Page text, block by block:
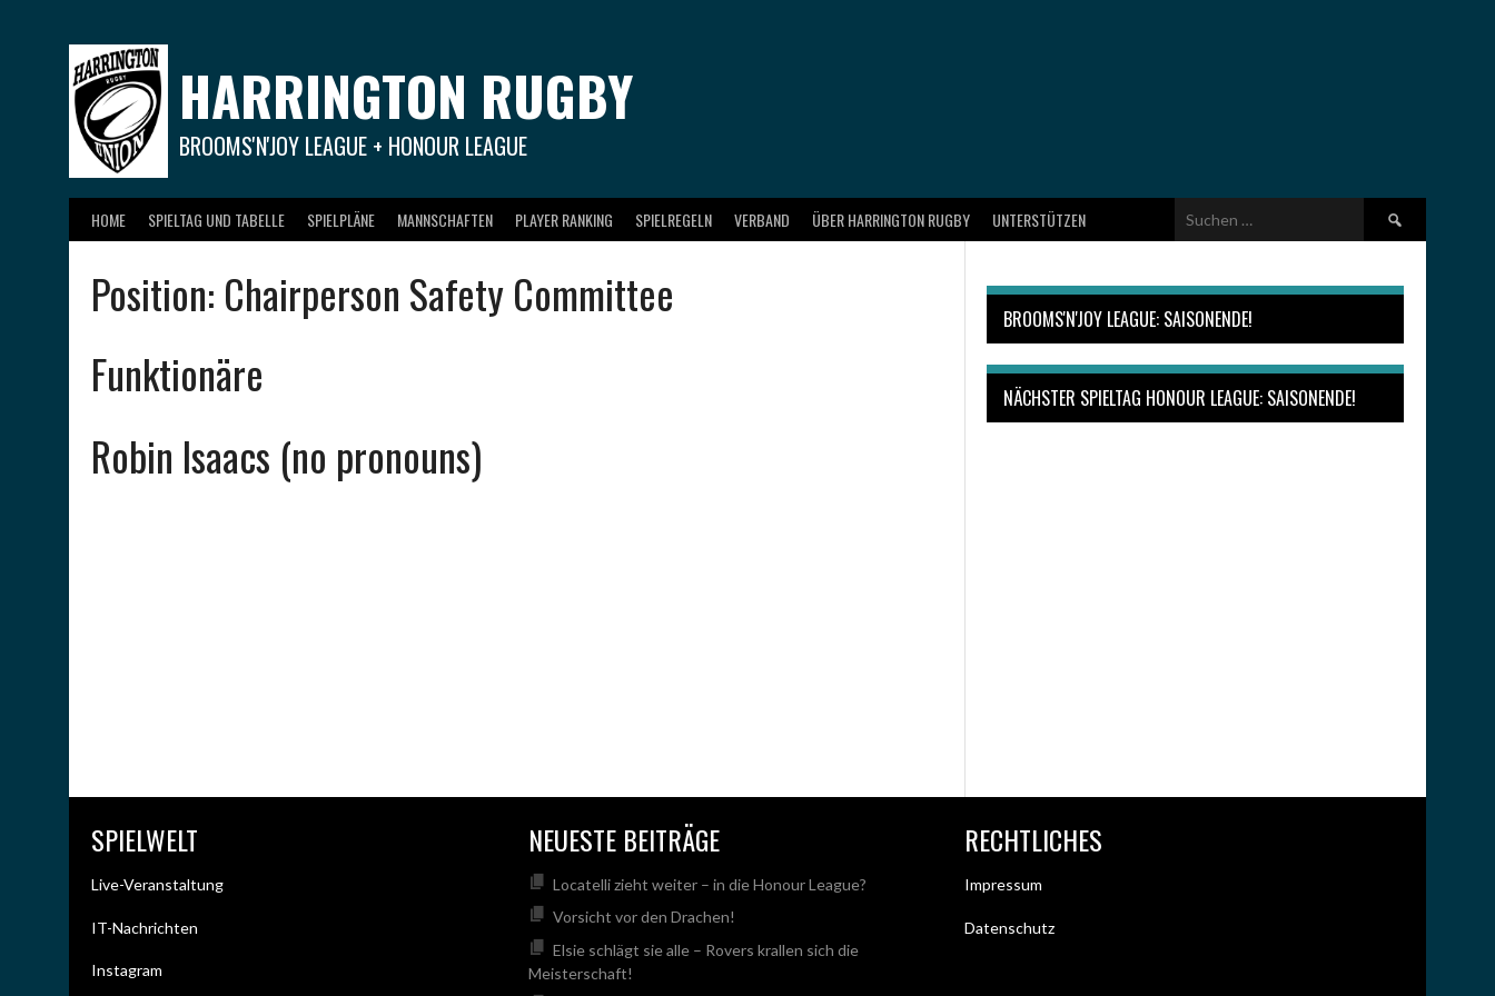
HARRINGTON RUGBY
BROOMS'N'JOY LEAGUE + HONOUR LEAGUE
HOME SPIELTAG UND TABELLE SPIELPLÄNE MANNSCHAFTEN PLAYER RANKING SPIELREGELN VERBAND ÜBER HARRINGTON RUGBY UNTERSTÜTZEN
Suchen
nach:
Position: Chairperson Safety Committee
Funktionäre
Robin Isaacs (no pronouns)
BROOMS'N'JOY LEAGUE: SAISONENDE!
NÄCHSTER SPIELTAG HONOUR LEAGUE: SAISONENDE!
SPIELWELT
Live-Veranstaltung
IT-Nachrichten
Instagram
NEUESTE BEITRÄGE
Locatelli zieht weiter – in die Honour League?
Vorsicht vor den Drachen!
Elsie schlägt sie alle – Rovers krallen sich die
Meisterschaft!
RECHTLICHES
Impressum
Datenschutz